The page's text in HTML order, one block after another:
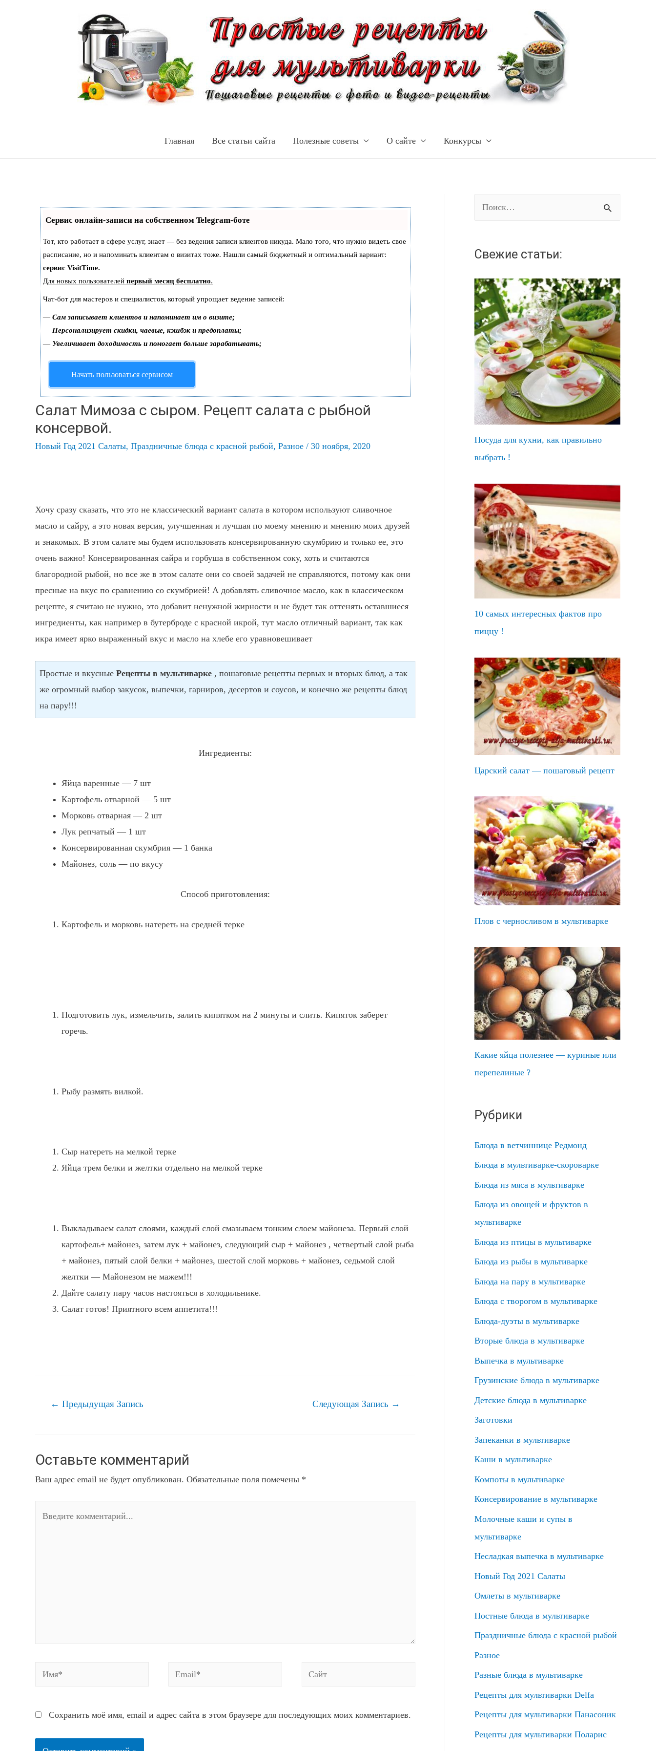
Главная Все статьи сайта Полезные советы О сайте Конкурсы
Сервис онлайн-записи на собственном Telegram-боте
Тот, кто работает в сфере услуг, знает — без ведения записи клиентов никуда. Мало того, что нужно видеть свое
расписание, но и напоминать клиентам о визитах тоже. Нашли самый бюджетный и оптимальный вариант:
сервис VisitTime.
Для новых пользователей первый месяц бесплатно.
Чат-бот для мастеров и специалистов, который упрощает ведение записей:
— Сам записывает клиентов и напоминает им о визите;
— Персонализирует скидки, чаевые, кэшбэк и предоплаты;
— Увеличивает доходимость и помогает больше зарабатывать;
Начать пользоваться сервисом
Салат Мимоза с сыром. Рецепт салата с рыбной
консервой.
Новый Год 2021 Салаты, Праздничные блюда с красной рыбой, Разное / 30 ноября, 2020
Хочу сразу сказать, что это не классический вариант салата в котором используют сливочное
масло и сайру, а это новая версия, улучшенная и лучшая по моему мнению и мнению моих друзей
и знакомых. В этом салате мы будем использовать консервированную скумбрию и только ее, это
очень важно! Консервированная сайра и горбуша в собственном соку, хоть и считаются
благородной рыбой, но все же в этом салате они со своей задачей не справляются, потому как они
пресные на вкус по сравнению со скумбрией! А добавлять сливочное масло, как в классическом
рецепте, я считаю не нужно, это добавит ненужной жирности и не будет так оттенять оставшиеся
ингредиенты, как например в бутерброде с красной икрой, тут масло отличный вариант, так как
икра имеет ярко выраженный вкус и масло на хлебе его уравновешивает
Простые и вкусные Рецепты в мультиварке , пошаговые рецепты первых и вторых блюд, а так
же огромный выбор закусок, выпечки, гарниров, десертов и соусов, и конечно же рецепты блюд
на пару!!!
Ингредиенты:
Яйца варенные — 7 шт
Картофель отварной — 5 шт
Морковь отварная — 2 шт
Лук репчатый — 1 шт
Консервированная скумбрия — 1 банка
Майонез, соль — по вкусу
Способ приготовления:
Картофель и морковь натереть на средней терке
Подготовить лук, измельчить, залить кипятком на 2 минуты и слить. Кипяток заберет
горечь.
Рыбу размять вилкой.
Сыр натереть на мелкой терке
Яйца трем белки и желтки отдельно на мелкой терке
Выкладываем салат слоями, каждый слой смазываем тонким слоем майонеза. Первый слой
картофель+ майонез, затем лук + майонез, следующий сыр + майонез , четвертый слой рыба
+ майонез, пятый слой белки + майонез, шестой слой морковь + майонез, седьмой слой
желтки — Майонезом не мажем!!!
Дайте салату пару часов настояться в холодильнике.
Салат готов! Приятного всем аппетита!!!
Навигация
← Предыдущая Запись Следующая Запись →
Оставьте комментарий
Ваш адрес email не будет опубликован. Обязательные поля помечены *
Имя* Email* Сайт
Сохранить моё имя, email и адрес сайта в этом браузере для последующих моих комментариев.
т
:
Свежие статьи:
Посуда для кухни, как правильно
выбрать !
10 самых интересных фактов про
пиццу !
Царский салат — пошаговый рецепт
Плов с черносливом в мультиварке
Какие яйца полезнее — куриные или
перепелиные ?
Рубрики
Блюда в ветчиннице Редмонд
Блюда в мультиварке-скороварке
Блюда из мяса в мультиварке
Блюда из овощей и фруктов в
мультиварке
Блюда из птицы в мультиварке
Блюда из рыбы в мультиварке
Блюда на пару в мультиварке
Блюда с творогом в мультиварке
Блюда-дуэты в мультиварке
Вторые блюда в мультиварке
Выпечка в мультиварке
Грузинские блюда в мультиварке
Детские блюда в мультиварке
Заготовки
Запеканки в мультиварке
Каши в мультиварке
Компоты в мультиварке
Консервирование в мультиварке
Молочные каши и супы в
мультиварке
Несладкая выпечка в мультиварке
Новый Год 2021 Салаты
Омлеты в мультиварке
Постные блюда в мультиварке
Праздничные блюда с красной рыбой
Разное
Разные блюда в мультиварке
Рецепты для мультиварки Delfa
Рецепты для мультиварки Панасоник
Рецепты для мультиварки Поларис